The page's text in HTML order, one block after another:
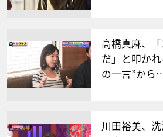
高橋真麻、
だ」と叩か
の一言”から
川田裕美、